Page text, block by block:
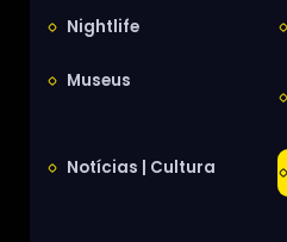
Nightlife
Museus
Notícias | Cultura